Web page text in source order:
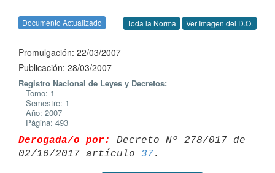
Documento Actualizado Toda la Norma Ver Imagen del D.O.
Promulgación: 22/03/2007
Publicación: 28/03/2007
Registro Nacional de Leyes y Decretos:
Tomo: 1
Semestre: 1
Año: 2007
Página: 493
Derogada/o por:
Decreto Nº 278/017 de
02/10/2017 artículo 37